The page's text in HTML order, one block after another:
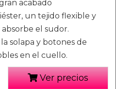
acabado
un tejido flexible y
el sudor.
solapa y botones de
en el cuello.
Ver precios